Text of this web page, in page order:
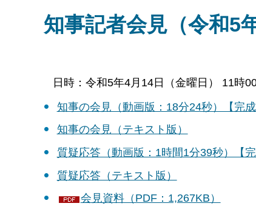
知事記者会見（令和5
日時：令和5年4月14日（金曜日） 11
知事の会見（動画版：18分24秒）【完
知事の会見（テキスト版）
質疑応答（動画版：1時間1分39秒）【
質疑応答（テキスト版）
会見資料（PDF：1,267KB）